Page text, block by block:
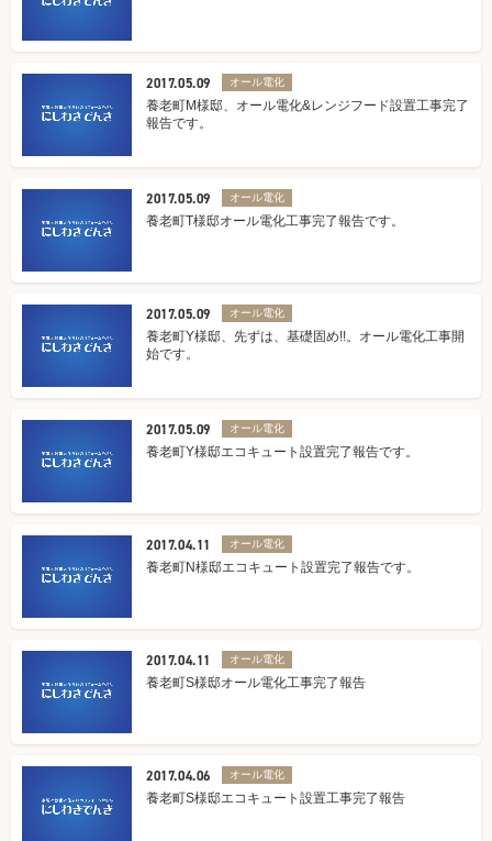
2017.05.09 オール電化
養老町M様邸、オール電化&レンジフード設置工事完了
報告です。
2017.05.09 オール電化
養老町T様邸オール電化工事完了報告です。
2017.05.09 オール電化
養老町Y様邸、先ずは、基礎固め!!。オール電化工事開
始です。
2017.05.09 オール電化
養老町Y様邸エコキュート設置完了報告です。
2017.04.11 オール電化
養老町N様邸エコキュート設置完了報告です。
2017.04.11 オール電化
養老町S様邸オール電化工事完了報告
2017.04.06 オール電化
養老町S様邸エコキュート設置工事完了報告